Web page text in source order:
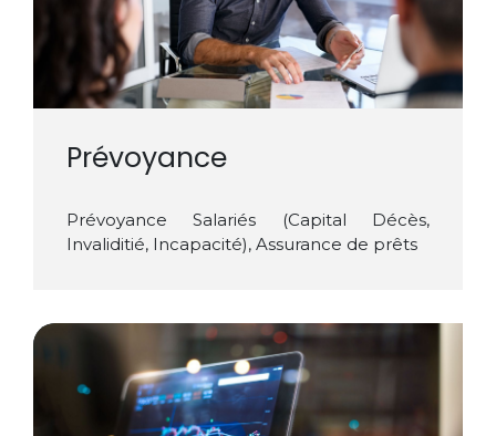
Prévoyance
Prévoyance Salariés (Capital Décès,
Invaliditié, Incapacité), Assurance de prêts